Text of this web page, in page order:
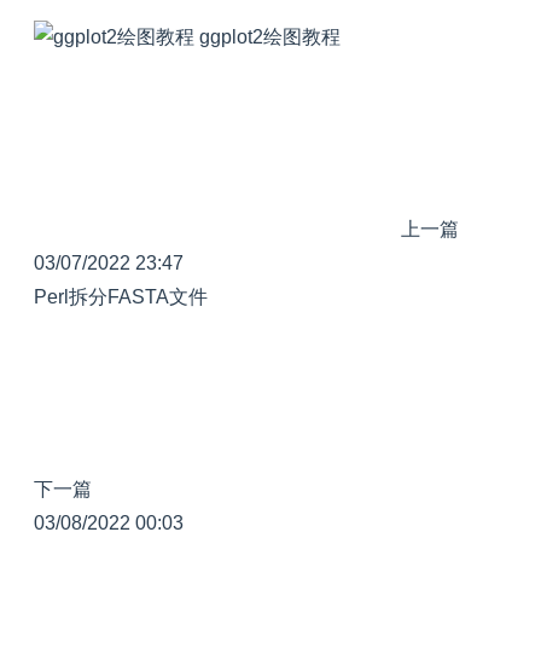
ggplot2绘图教程
上一篇
03/07/2022 23:47
Perl拆分FASTA文件
下一篇
03/08/2022 00:03